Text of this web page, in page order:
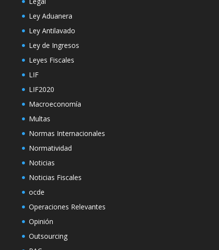
Ley Aduanera
Ley Antilavado
Ley de Ingresos
Leyes Fiscales
LIF
LIF2020
Macroeconomía
Multas
Normas Internacionales
Normatividad
Noticias
Noticias Fiscales
ocde
Operaciones Relevantes
Opinión
Outsourcing